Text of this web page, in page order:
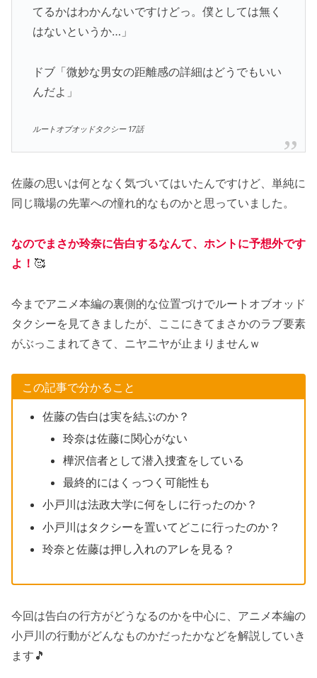
てるかはわかんないですけどっ。僕としては無く
はないというか…」
ドブ「微妙な男女の距離感の詳細はどうでもいい
んだよ」
ルートオブオッドタクシー 17話
佐藤の思いは何となく気づいてはいたんですけど、単純に
同じ職場の先輩への憧れ的なものかと思っていました。
なのでまさか玲奈に告白するなんて、ホントに予想外です
よ！ 🥰
今までアニメ本編の裏側的な位置づけでルートオブオッド
タクシーを見てきましたが、ここにきてまさかのラブ要素
がぶっこまれてきて、ニヤニヤが止まりませんｗ
この記事で分かること
佐藤の告白は実を結ぶのか？
玲奈は佐藤に関心がない
樺沢信者として潜入捜査をしている
最終的にはくっつく可能性も
小戸川は法政大学に何をしに行ったのか？
小戸川はタクシーを置いてどこに行ったのか？
玲奈と佐藤は押し入れのアレを見る？
今回は告白の行方がどうなるのかを中心に、アニメ本編の
小戸川の行動がどんなものかだったかなどを解説していき
ます🎵